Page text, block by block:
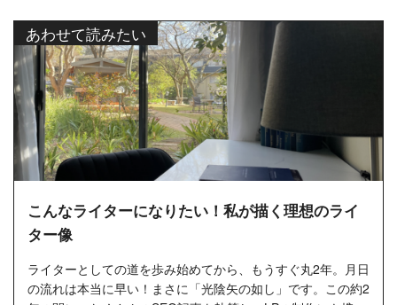
あわせて読みたい
こんなライターになりたい！私が描く理想のライ
ター像
ライターとしての道を歩み始めてから、もうすぐ丸2年。月日
の流れは本当に早い！まさに「光陰矢の如し」です。この約2